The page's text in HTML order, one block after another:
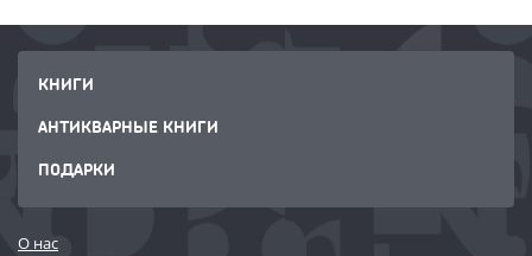
КНИГИ
АНТИКВАРНЫЕ КНИГИ
ПОДАРКИ
О нас